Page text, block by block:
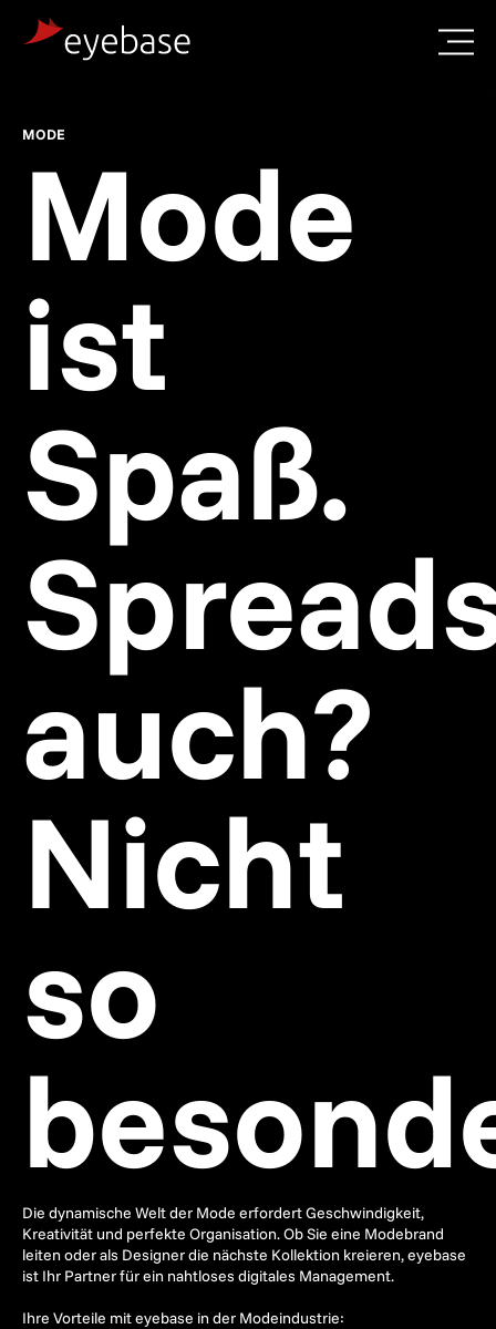
MODE
Mode
ist
Spaß.
auch?
Nicht
so
Die dynamische Welt der Mode erfordert Geschwindigkeit,
Kreativität und perfekte Organisation. Ob Sie eine Modebrand
leiten oder als Designer die nächste Kollektion kreieren, eyebase
ist Ihr Partner für ein nahtloses digitales Management.
Ihre Vorteile mit eyebase in der Modeindustrie: